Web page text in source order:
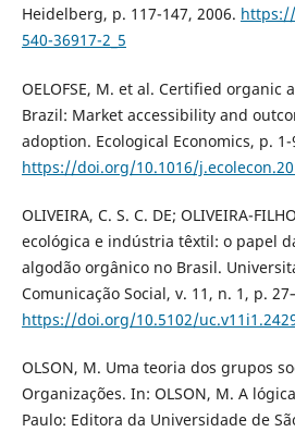
Heidelberg, p. 117-147, 2006.
540-36917-2_5
OELOFSE, M. et al. Certified
Brazil: Market accessibility and
adoption. Ecological Economics, p.
https://doi.org/10.1016/
OLIVEIRA, C. S. C. DE; OLIVEIRA-
ecológica e indústria têxtil: o papel
algodão orgânico no Brasil.
Comunicação Social, v. 11, n. 1, p.
https://doi.org/10.5102/
OLSON, M. Uma teoria dos grupos
Organizações. In: OLSON, M. A
Paulo: Editora da Universidade de